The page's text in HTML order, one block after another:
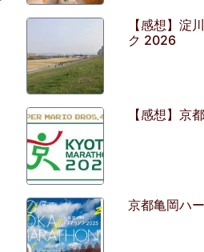
【感想】淀
ク 2026
【感想】京
京都亀岡ハ